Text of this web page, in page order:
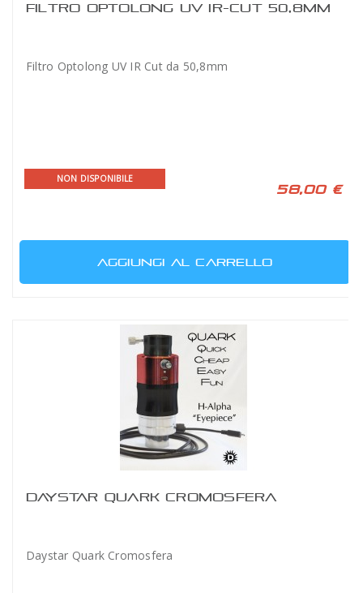
FILTRO OPTOLONG UV IR-CUT 50,8MM
Filtro Optolong UV IR Cut da 50,8mm
NON DISPONIBILE
58,00 €
AGGIUNGI AL CARRELLO
DAYSTAR QUARK CROMOSFERA
Daystar Quark Cromosfera